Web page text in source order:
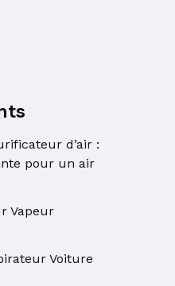
d’air :
pour un air
Vapeur
Voiture